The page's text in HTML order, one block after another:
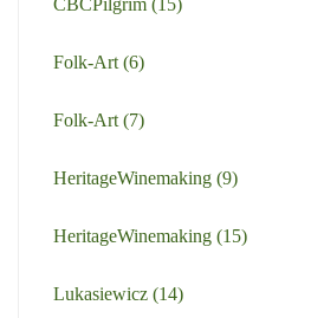
CBCPilgrim (15)
Folk-Art (6)
Folk-Art (7)
HeritageWinemaking (9)
HeritageWinemaking (15)
Lukasiewicz (14)